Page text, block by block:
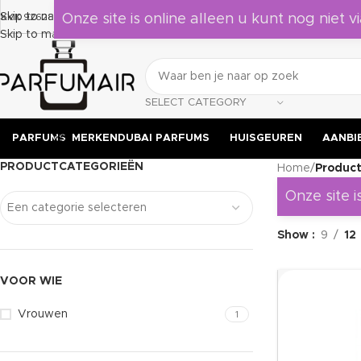
Skip to navigation
Skip to main content
KVK 92628524Laat je verrassen door deze geuren, leuk om als cadeau te geven
SELECT CATEGORY
PARFUMS MERKEN DUBAI PARFUMS HUISGEUREN
PRODUCTCATEGORIEËN
Een categorie selecteren
VOOR WIE
Vrouwen 1
Home/
Onze site
Show 9 12
Onze site is online alleen u kunt nog niet